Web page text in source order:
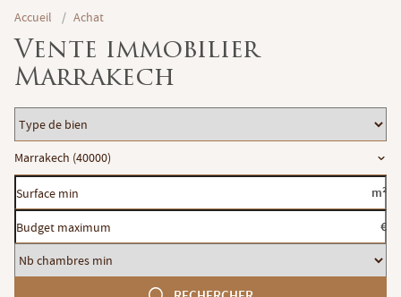
Accueil / Achat
Vente immobilier
Marrakech
Type
de
bien
Localisation
Marrakech (40000)
Surface
min
m²
Budget
maximum
€
Nb
chambres